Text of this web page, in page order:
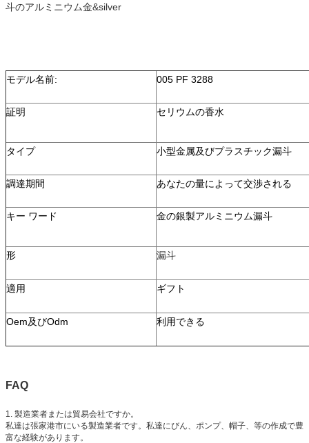
斗のアルミニウム金&silver
モデル名前: 005 PF 3288
証明 セリウムの香水
タイプ 小型金属及びプラスチック漏斗
調達期間 あなたの量によって交渉される
キー ワード 金の銀製アルミニウム漏斗
形 漏斗
適用 ギフト
Oem及びOdm 利用できる
FAQ
1. 製造業者または貿易会社ですか。
私達は張家港市にいる製造業者です。私達にびん、ポンプ、帽子、等の作成で豊
富な経験があります。